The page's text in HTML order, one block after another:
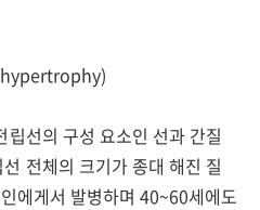
선의 구성 요소인 선과 간질
전체의 크기가 종대 해진 질
에게서 발병하며 40~60세에도